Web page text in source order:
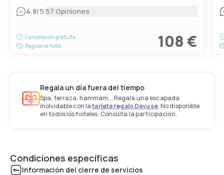
4.8/5|57 Opiniones
Cancelación gratuita
Pago en el hotel
108 €
Regala un día fuera del tiempo
Spa, terraza, hammam... Regala una escapada
inolvidable con latarjeta regalo Dayuse. No disponible
en todos los hoteles. Consulta la participación.
Condiciones específicas
Información del cierre de servicios